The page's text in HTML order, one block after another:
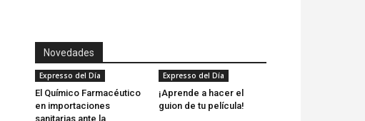
Novedades
Expresso del Día
El Químico Farmacéutico
en importaciones
sanitarias ante la
Expresso del Día
¡Aprende a hacer el
guion de tu película!